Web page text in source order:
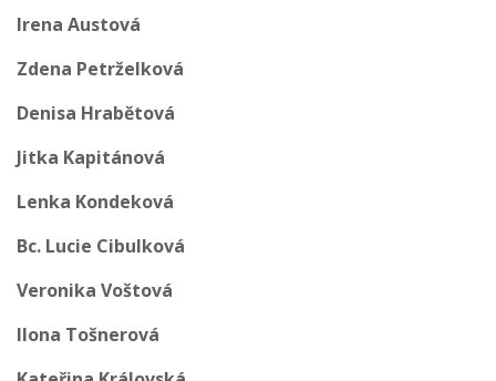
Irena Austová
Zdena Petrželková
Denisa Hrabětová
Jitka Kapitánová
Lenka Kondeková
Bc. Lucie Cibulková
Veronika Voštová
Ilona Tošnerová